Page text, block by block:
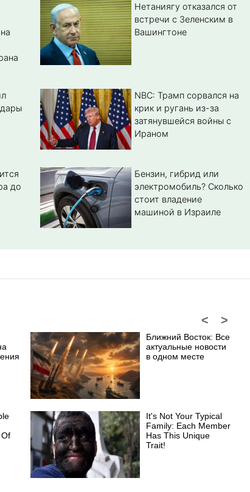
Нетаниягу отказался от
встречи с Зеленским в
Вашингтоне
NBC: Трамп сорвался на
крик и ругань из-за
затянувшейся войны с
Ираном
до
Бензин, гибрид или
электромобиль? Cколько
стоит владение
машиной в Израиле
>
<
Ближний Восток: Все
актуальные новости
в одном месте
It's Not Your Typical
Family: Each Member
Has This Unique
Trait!